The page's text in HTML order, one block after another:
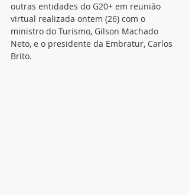
outras entidades do G20+ em reunião
virtual realizada ontem (26) com o
ministro do Turismo, Gilson Machado
Neto, e o presidente da Embratur, Carlos
Brito.